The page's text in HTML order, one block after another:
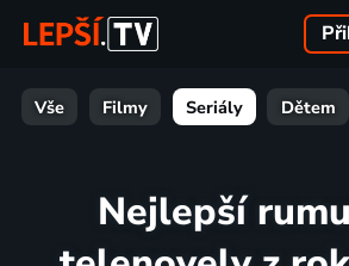
Vše Filmy Seriály Dětem
Nejlepší